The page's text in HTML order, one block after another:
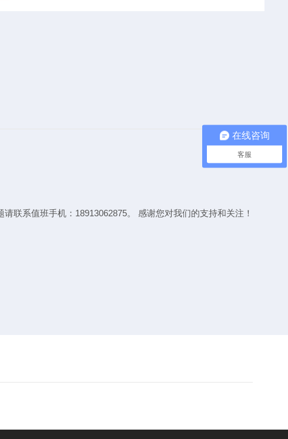
系值班手机：18913062875。 感谢您对我们的支持和关注！
在线咨询
客服